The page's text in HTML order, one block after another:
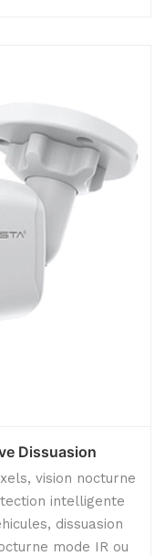
Dissuasion
vision nocturne
intelligente
dissuasion
mode IR ou